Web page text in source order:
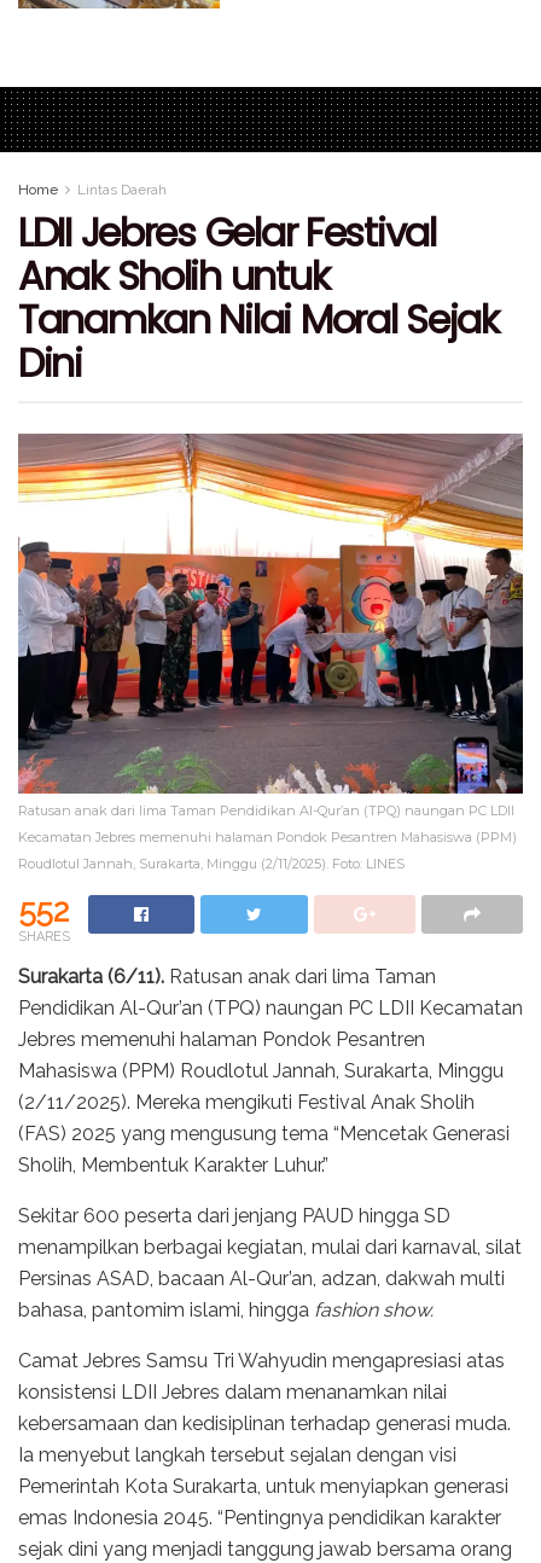
Home Lintas Daerah
LDII Jebres Gelar Festival
Anak Sholih untuk
Tanamkan Nilai Moral Sejak
Dini
Ratusan anak dari lima Taman Pendidikan Al-Qur’an (TPQ) naungan PC LDII
Kecamatan Jebres memenuhi halaman Pondok Pesantren Mahasiswa (PPM)
Roudlotul Jannah, Surakarta, Minggu (2/11/2025). Foto: LINES
552
SHARES
Surakarta (6/11). Ratusan anak dari lima Taman
Pendidikan Al-Qur’an (TPQ) naungan PC LDII Kecamatan
Jebres memenuhi halaman Pondok Pesantren
Mahasiswa (PPM) Roudlotul Jannah, Surakarta, Minggu
(2/11/2025). Mereka mengikuti Festival Anak Sholih
(FAS) 2025 yang mengusung tema “Mencetak Generasi
Sholih, Membentuk Karakter Luhur.”
Sekitar 600 peserta dari jenjang PAUD hingga SD
menampilkan berbagai kegiatan, mulai dari karnaval, silat
Persinas ASAD, bacaan Al-Qur’an, adzan, dakwah multi
bahasa, pantomim islami, hingga fashion show.
Camat Jebres Samsu Tri Wahyudin mengapresiasi atas
konsistensi LDII Jebres dalam menanamkan nilai
kebersamaan dan kedisiplinan terhadap generasi muda.
Ia menyebut langkah tersebut sejalan dengan visi
Pemerintah Kota Surakarta, untuk menyiapkan generasi
emas Indonesia 2045. “Pentingnya pendidikan karakter
sejak dini yang menjadi tanggung jawab bersama orang